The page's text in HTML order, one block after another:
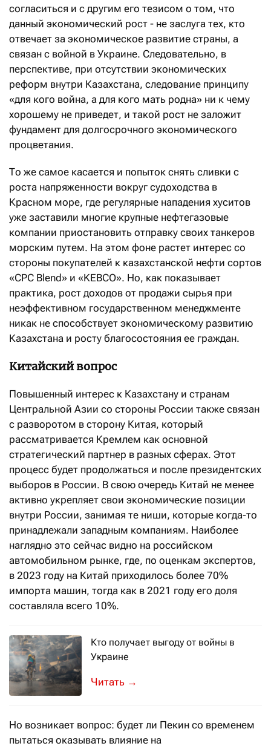
согласиться и с другим его тезисом о том, что
данный экономический рост - не заслуга тех, кто
отвечает за экономическое развитие страны, а
связан с войной в Украине. Следовательно, в
перспективе, при отсутствии экономических
реформ внутри Казахстана, следование принципу
«для кого война, а для кого мать родна» ни к чему
хорошему не приведет, и такой рост не заложит
фундамент для долгосрочного экономического
процветания.
То же самое касается и попыток снять сливки с
роста напряженности вокруг судоходства в
Красном море, где регулярные нападения хуситов
уже заставили многие крупные нефтегазовые
компании приостановить отправку своих танкеров
морским путем. На этом фоне растет интерес со
стороны покупателей к казахстанской нефти сортов
«CPC Blend» и «KEBCO». Но, как показывает
практика, рост доходов от продажи сырья при
неэффективном государственном менеджменте
никак не способствует экономическому развитию
Казахстана и росту благосостояния ее граждан.
Китайский вопрос
Повышенный интерес к Казахстану и странам
Центральной Азии со стороны России также связан
с разворотом в сторону Китая, который
рассматривается Кремлем как основной
стратегический партнер в разных сферах. Этот
процесс будет продолжаться и после президентских
выборов в России. В свою очередь Китай не менее
активно укрепляет свои экономические позиции
внутри России, занимая те ниши, которые когда-то
принадлежали западным компаниям. Наиболее
наглядно это сейчас видно на российском
автомобильном рынке, где, по оценкам экспертов,
в 2023 году на Китай приходилось более 70%
импорта машин, тогда как в 2021 году его доля
составляла всего 10%.
Кто получает выгоду от войны в
Украине
Если есть война, обязательно есть
→
Но возникает вопрос: будет ли Пекин со временем
пытаться оказывать влияние на